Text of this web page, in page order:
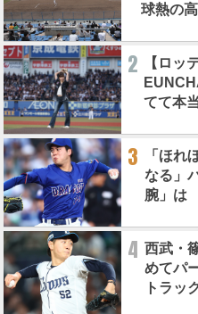
球熱の
2
【ロッ
てて本
3
「ほれ
なる」
腕」は
4 西武・
めてパ
トラッ